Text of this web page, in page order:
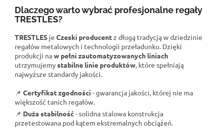
Dlaczego warto wybrać profesjonalne regały
TRESTLES?
TRESTLES je Czeski producentz długą tradycją w dziedzinie
regałów metalowych i technologii przeładunku. Dzięki
produkcji naw pełni zautomatyzowanych liniach
utrzymujemystabilne linie produktów , które spełniają
najwyższe standardy jakości.
📌 Certyfikat zgodności - gwarancja jakości, której nie ma
większość tanich regałów.
📌 Duża stabilność- solidna stalowa konstrukcja
przetestowana pod kątem ekstremalnych obciążeń.